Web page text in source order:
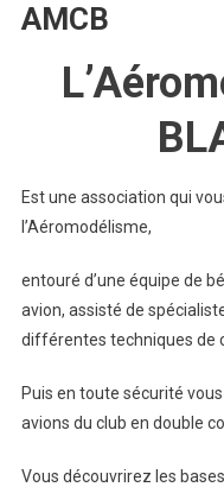
Feux de
AMCB
Est une association qui
l’Aéromodélisme,
entouré d’une équipe de
avion, assisté de
différentes techniques de
Puis en toute sécurité
avions du club en double
Vous découvrirez les